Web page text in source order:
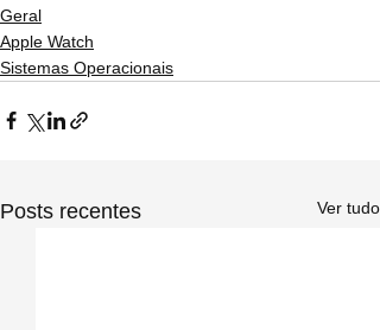
Geral
Apple Watch
Sistemas Operacionais
Posts recentes Ver tudo